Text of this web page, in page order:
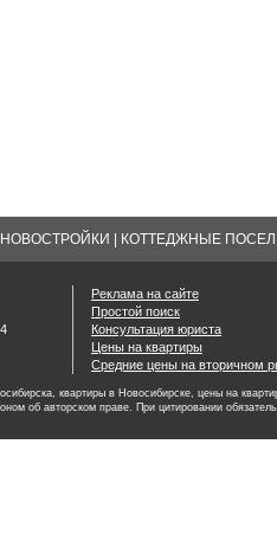
НОВОСТРОЙКИ КОТТЕДЖНЫЕ
Реклама на сайте
Простой поиск
Консультация юриста
Цены на квартиры
Средние цены на вторичном
квартиры в Новосибирске, цены на
об авторском праве. При цитировании